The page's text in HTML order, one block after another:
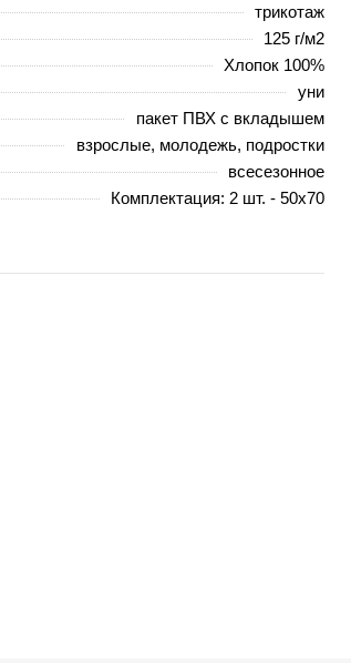
трикотаж
125 г/м2
Хлопок 100%
уни
пакет ПВХ с вкладышем
взрослые, молодежь, подростки
всесезонное
Комплектация: 2 шт. - 50х70